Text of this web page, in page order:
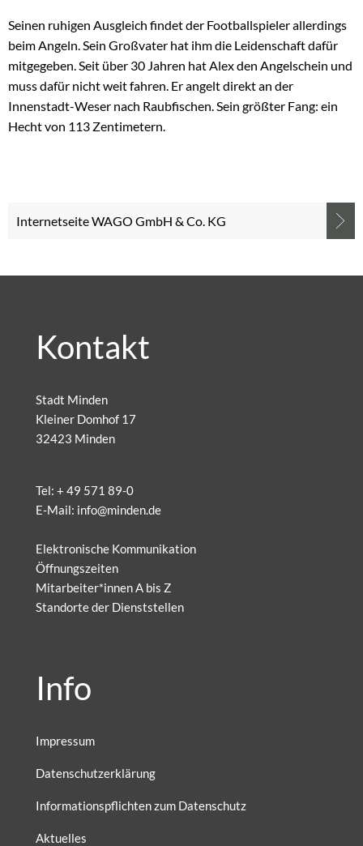
Seinen ruhigen Ausgleich findet der Footballspieler allerdings
beim Angeln. Sein Großvater hat ihm die Leidenschaft dafür
mitgegeben. Seit über 30 Jahren hat Alex den Angelschein und
muss dafür nicht weit fahren. Er angelt direkt an der
Innenstadt-Weser nach Raubfischen. Sein größter Fang: ein
Hecht von 113 Zentimetern.
Internetseite WAGO GmbH & Co. KG
Kontakt
Stadt Minden
Kleiner Domhof 17
32423 Minden
Tel: + 49 571 89-0
E-Mail: info@minden.de
Elektronische Kommunikation
Öffnungszeiten
Mitarbeiter*innen A bis Z
Standorte der Dienststellen
Info
Impressum
Datenschutzerklärung
Informationspflichten zum Datenschutz
Aktuelles